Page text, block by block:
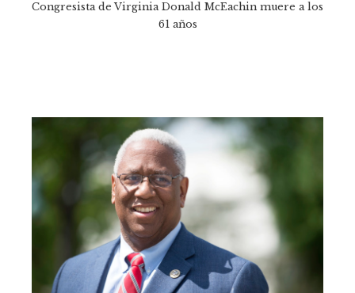
Congresista de Virginia Donald McEachin muere a los
61 años